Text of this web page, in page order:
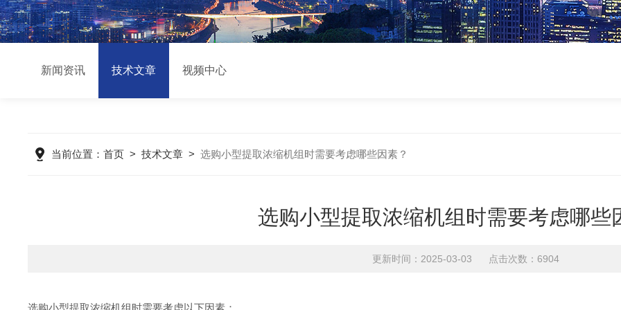
新闻资讯 技术文章 视频中心
当前位置：首页 >技术文章 >选购小型提取浓缩机组时需要考虑哪些因素？
选购小型提取浓缩机组时需要考虑哪些
更新时间：2025-03-03 点击次数：6904
选购小型提取浓缩机组时需要考虑以下因素：